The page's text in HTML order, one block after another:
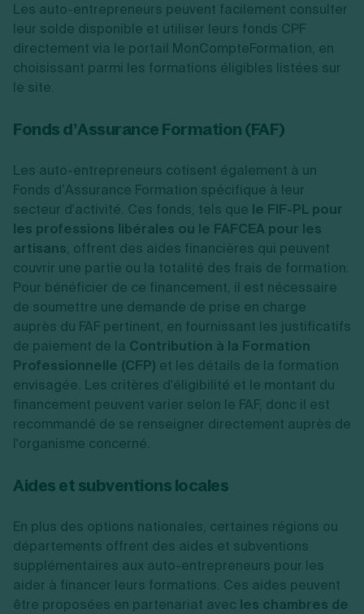
Les auto-entrepreneurs peuvent facilement consulter
leur solde disponible et utiliser leurs fonds CPF
directement via le portail MonCompteFormation, en
choisissant parmi les formations éligibles listées sur
le site.
Fonds d’Assurance Formation (FAF)
Les auto-entrepreneurs cotisent également à un
Fonds d’Assurance Formation spécifique à leur
secteur d'activité. Ces fonds, tels que le FIF-PL pour
les professions libérales ou le FAFCEA pour les
artisans, offrent des aides financières qui peuvent
couvrir une partie ou la totalité des frais de formation.
Pour bénéficier de ce financement, il est nécessaire
de soumettre une demande de prise en charge
auprès du FAF pertinent, en fournissant les justificatifs
de paiement de la Contribution à la Formation
Professionnelle (CFP) et les détails de la formation
envisagée. Les critères d'éligibilité et le montant du
financement peuvent varier selon le FAF, donc il est
recommandé de se renseigner directement auprès de
l'organisme concerné.
Aides et subventions locales
En plus des options nationales, certaines régions ou
départements offrent des aides et subventions
supplémentaires aux auto-entrepreneurs pour les
aider à financer leurs formations. Ces aides peuvent
être proposées en partenariat avec les chambres de